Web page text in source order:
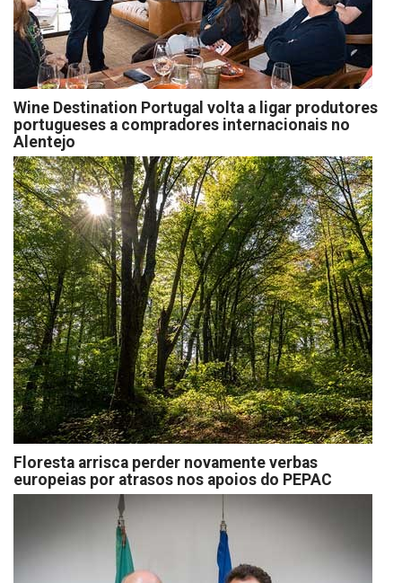
Wine Destination Portugal volta a ligar produtores
portugueses a compradores internacionais no
Alentejo
Floresta arrisca perder novamente verbas
europeias por atrasos nos apoios do PEPAC